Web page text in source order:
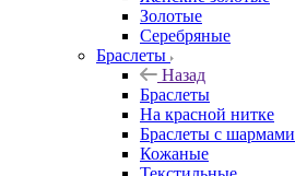
Золотые
Серебряные
Браслеты
Назад
Браслеты
На красной нитке
Браслеты с шармами
Кожаные